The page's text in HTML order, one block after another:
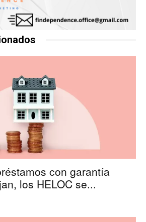
con garantía
los HELOC se...